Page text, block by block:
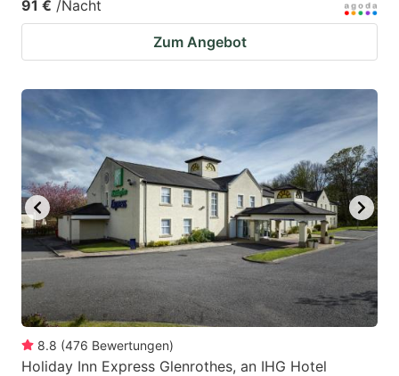
91 € /Nacht
Zum Angebot
8.8 (476 Bewertungen)
Holiday Inn Express Glenrothes, an IHG Hotel